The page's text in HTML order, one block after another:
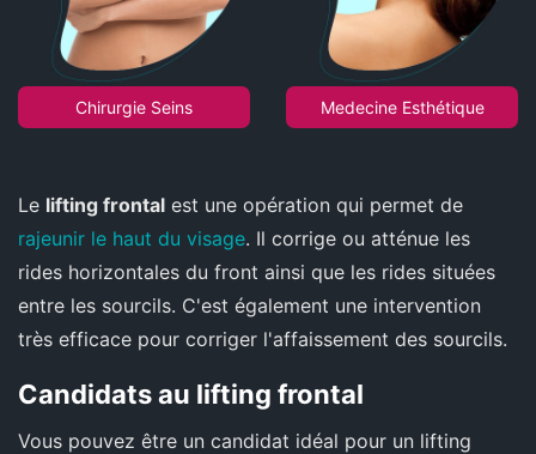
Chirurgie Seins Medecine Esthétique
Le lifting frontal est une opération qui permet de
rajeunir le haut du visage. Il corrige ou atténue les
rides horizontales du front ainsi que les rides situées
entre les sourcils. C'est également une intervention
très efficace pour corriger l'affaissement des sourcils.
Candidats au lifting frontal
Vous pouvez être un candidat idéal pour un lifting